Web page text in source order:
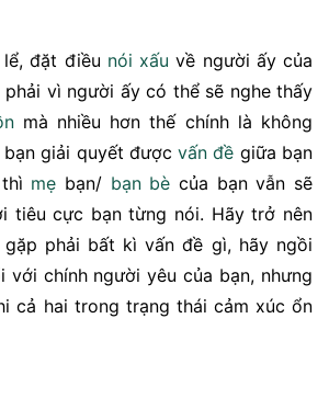
đặt điều nói xấu về người ấy của
phải vì người ấy có thể sẽ nghe thấy
mà nhiều hơn thế chính là không
bạn giải quyết đượcvấn đề giữa bạn
mẹ bạn/ bạn bè của bạn vẫn sẽ
tiêu cực bạn từng nói. Hãy trở nên
gặp phải bất kì vấn đề gì, hãy ngồi
với chính người yêu của bạn, nhưng
cả hai trong trạng thái cảm xúc ổn